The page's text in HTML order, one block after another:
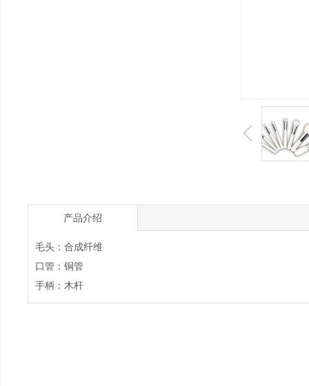
产品介绍
毛头：合成纤维
口管：铜管
手柄：木杆